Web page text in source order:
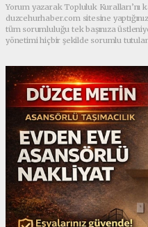
Yorum yazarak Topluluk Kuralları’nı
duzcehurhaber.com sitesine
tüm sorumluluğu tek başınıza
yönetimi hiçbir şekilde sorumlu